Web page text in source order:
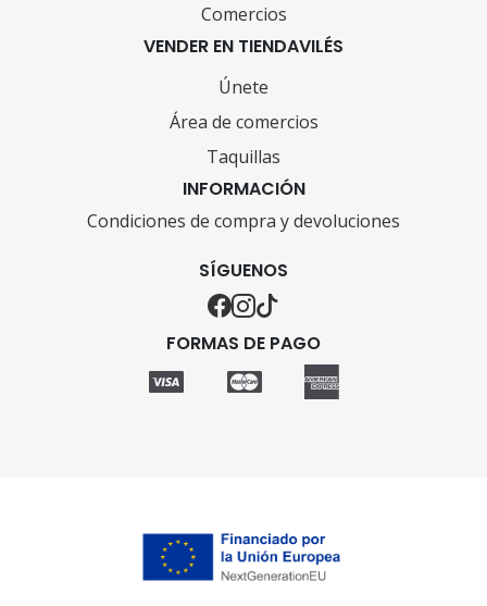
Comercios
VENDER EN TIENDAVILÉS
Únete
Área de comercios
Taquillas
INFORMACIÓN
Condiciones de compra y devoluciones
SÍGUENOS
FORMAS DE PAGO